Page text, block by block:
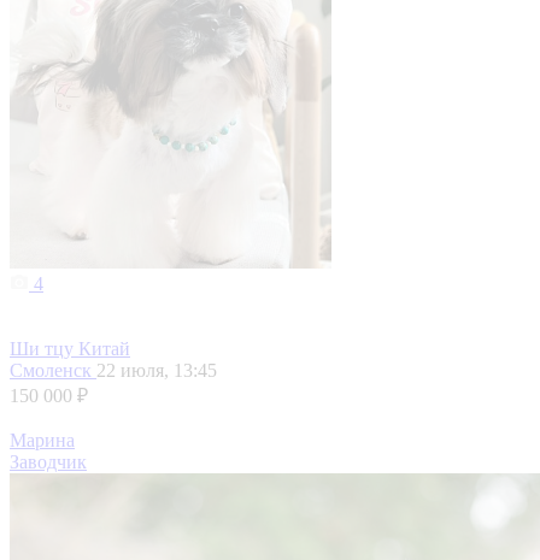
4
Ши тцу Китай
Смоленск 22 июля, 13:45
150 000 ₽
Марина
Заводчик